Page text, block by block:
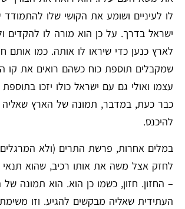
לו לעיניים ושומע את הקושי שלו להתמודד
ישראל בדרך. על כן הוא מורה לו להקדים
לארץ כנען כדי שיראו לו אותה. כמו אותם
שמקבלים תוספת כוח כשהם רואים את קו
עצמו ואולי גם עם ישראל כולו יזכו בתוספת
כבר כעת, במדבר, תמונה של הארץ שאליה
להיכנס.
במלים אחרות, פרשת התרים (ולא
לחזק אצל משה את אותו רכיב, שהוא תנאי
– החזון. חזון, כשמו כן הוא. הוא תמונה של
העתידית שאליה מבקשים להגיע. וזו